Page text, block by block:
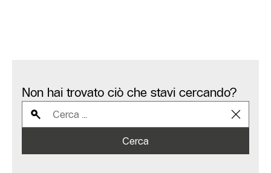
Non hai trovato ciò che stavi cercando?
Cerca